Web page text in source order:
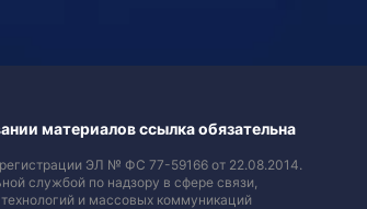
материалов ссылка обязательна
ЭЛ № ФС 77-59166 от 22.08.2014.
службой по надзору в сфере связи,
и массовых коммуникаций